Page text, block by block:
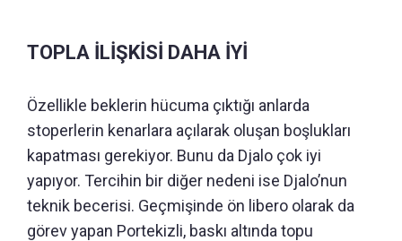
TOPLA İLİŞKİSİ DAHA İYİ
Özellikle beklerin hücuma çıktığı anlarda
stoperlerin kenarlara açılarak oluşan boşlukları
kapatması gerekiyor. Bunu da Djalo çok iyi
yapıyor. Tercihin bir diğer nedeni ise Djalo’nun
teknik becerisi. Geçmişinde ön libero olarak da
görev yapan Portekizli, baskı altında topu